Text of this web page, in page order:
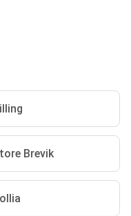
Brevik